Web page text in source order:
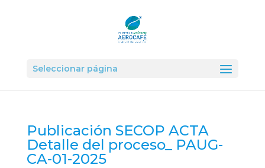
Seleccionar página
Publicación SECOP ACTA
Detalle del proceso_ PAUG-
CA-01-2025